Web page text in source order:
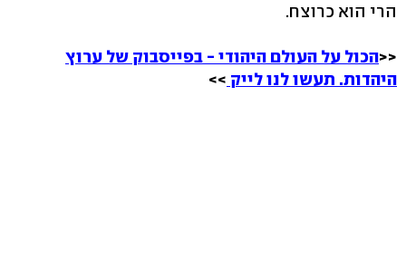
הרי הוא כרוצח.
<<הכול על העולם היהודי - בפייסבוק של ערוץ
היהדות. תעשו לנו לייק >>